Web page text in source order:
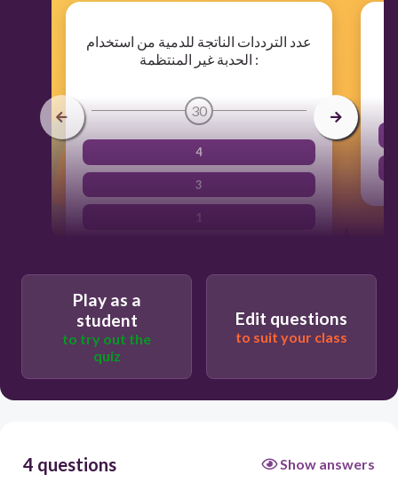
عدد الترددات الناتجة للدمية من استخدام
الحدبة غير المنتظمة :
30
4
3
1
Play as a
student
to try out the
quiz
Edit questions
to suit your class
4 questions Show answers